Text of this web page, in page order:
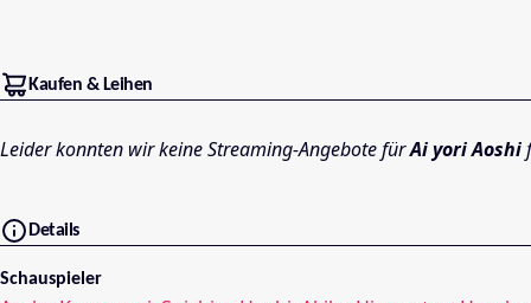
Kaufen & Leihen
Leider konnten wir keine Streaming-Angebote fürAi yori Aoshi
Details
Schauspieler